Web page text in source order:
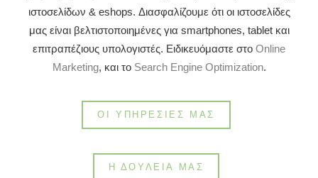
ιστοσελίδων & eshops. Διασφαλίζουμε ότι οι ιστοσελίδες
μας είναι βελτιστοποιημένες για smartphones, tablet και
επιτραπέζιους υπολογιστές. Ειδικευόμαστε στο Online
Marketing, και το Search Engine Optimization.
ΟΙ ΥΠΗΡΕΣΊΕΣ ΜΑΣ
Η ΔΟΥΛΕΙΆ ΜΑΣ